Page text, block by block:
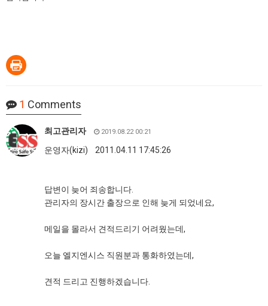
1 Comments
최고관리자 2019.08.22 00:21
운영자(kizi) 2011.04.11 17:45:26
답변이 늦어 죄송합니다.
관리자의 장시간 출장으로 인해 늦게 되었네요,
메일을 몰라서 견적드리기 어려웠는데,
오늘 엘지엔시스 직원분과 통화하였는데,
견적 드리고 진행하겠습니다.